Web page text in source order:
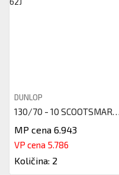
DUNLOP
130/70 - 10 SCOOTSMART 62J
MP cena 6.943
VP cena 5.786
Količina: 2
KARAKTERA
SKLONE
SU